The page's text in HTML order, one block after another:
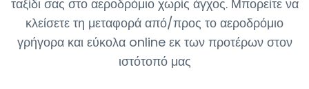
ταξίδι σας στο αεροδρόμιο χωρίς άγχος. Μπορείτε να
κλείσετε τη μεταφορά από/προς το αεροδρόμιο
γρήγορα και εύκολα online εκ των προτέρων στον
ιστότοπό μας